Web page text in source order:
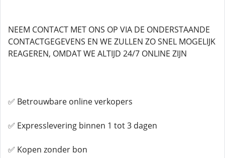
NEEM CONTACT MET ONS OP VIA DE ONDERSTAANDE
CONTACTGEGEVENS EN WE ZULLEN ZO SNEL MOGELIJK
REAGEREN, OMDAT WE ALTIJD 24/7 ONLINE ZIJN
✅ Betrouwbare online verkopers
✅ Expresslevering binnen 1 tot 3 dagen
✅ Kopen zonder bon